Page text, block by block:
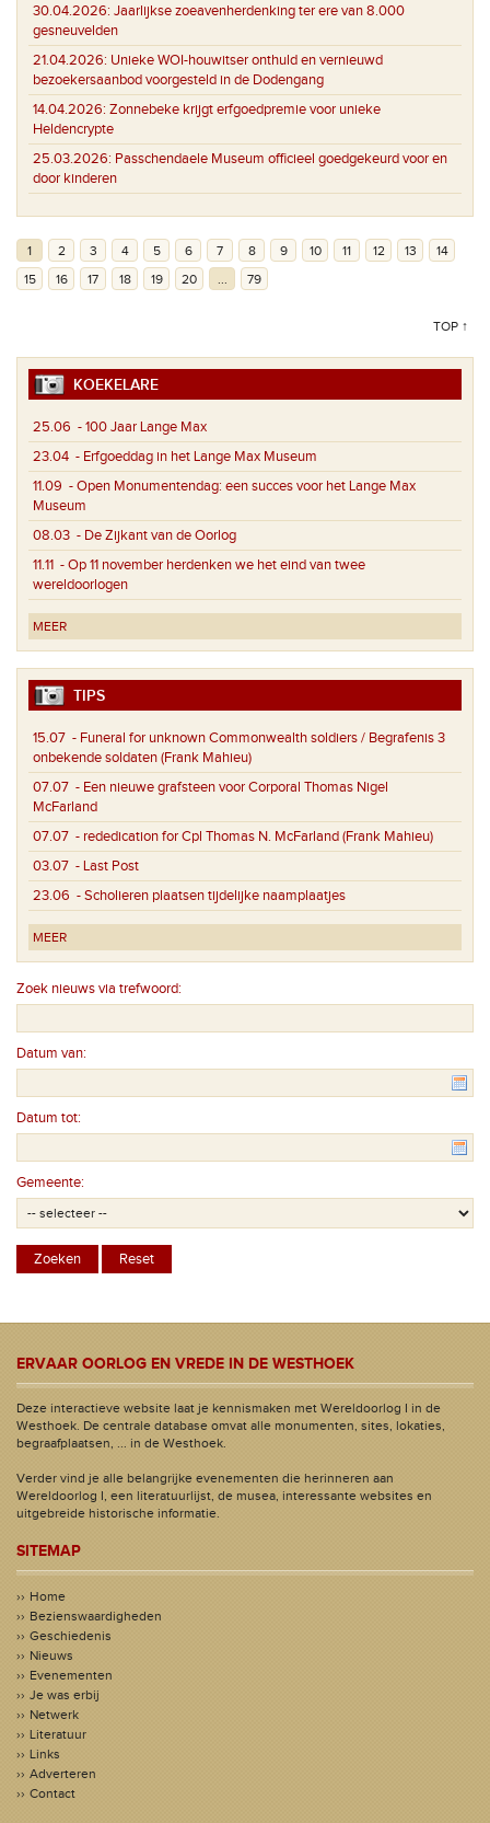
30.04.2026: Jaarlijkse zoeavenherdenking ter ere van 8.000
gesneuvelden
21.04.2026: Unieke WOI-houwitser onthuld en vernieuwd
bezoekersaanbod voorgesteld in de Dodengang
14.04.2026: Zonnebeke krijgt erfgoedpremie voor unieke
Heldencrypte
25.03.2026: Passchendaele Museum officieel goedgekeurd voor en
door kinderen
1 2 3 4 5 6 7 8 9 10 11 12 13
14
15
16 17 18 19 20 79
TOP ↑
KOEKELARE
25.06 - 100 Jaar Lange Max
23.04 - Erfgoeddag in het Lange Max Museum
11.09 - Open Monumentendag: een succes voor het Lange Max
Museum
08.03 - De Zijkant van de Oorlog
11.11 - Op 11 november herdenken we het eind van twee
wereldoorlogen
MEER
TIPS
15.07 - Funeral for unknown Commonwealth soldiers / Begrafenis 3
onbekende soldaten (Frank Mahieu)
07.07 - Een nieuwe grafsteen voor Corporal Thomas Nigel
McFarland
07.07 - rededication for Cpl Thomas N. McFarland (Frank Mahieu)
03.07 - Last Post
23.06 - Scholieren plaatsen tijdelijke naamplaatjes
MEER
Zoek nieuws via trefwoord:
Datum van:
Datum tot:
Gemeente:
ERVAAR OORLOG EN VREDE IN DE WESTHOEK
Deze interactieve website laat je kennismaken met Wereldoorlog I in de
Westhoek. De centrale database omvat alle monumenten, sites, lokaties,
begraafplaatsen, ... in de Westhoek.
Verder vind je alle belangrijke evenementen die herinneren aan
Wereldoorlog I, een literatuurlijst, de musea, interessante websites en
uitgebreide historische informatie.
SITEMAP
Home
Bezienswaardigheden
Geschiedenis
Nieuws
Evenementen
Je was erbij
Netwerk
Literatuur
Links
Adverteren
Contact